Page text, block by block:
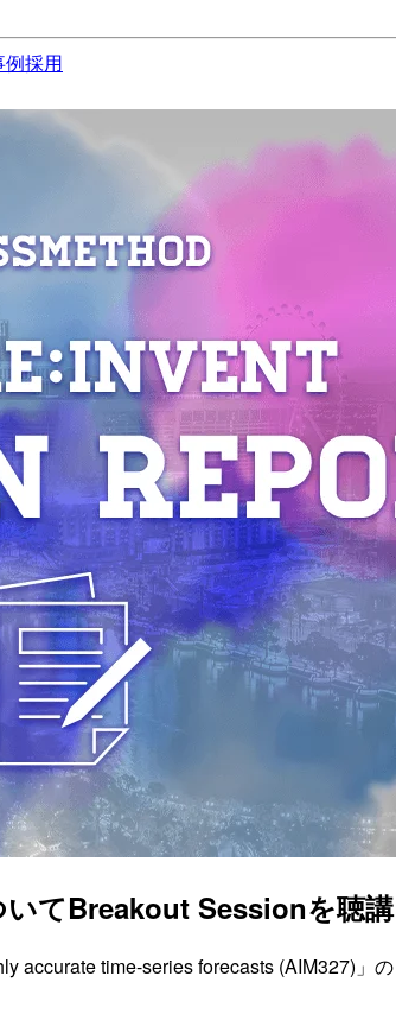
例採用
てBreakout Sessionを聴
time-series forecasts (AIM327)」の